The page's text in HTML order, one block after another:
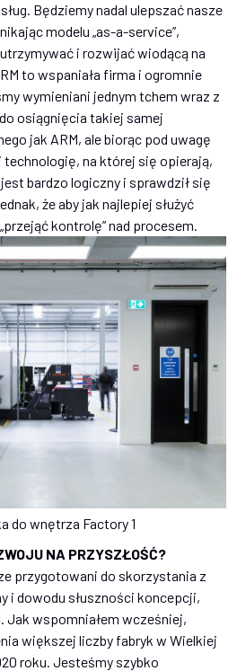
Będziemy nadal ulepszać nasze
modelu „as-a-service”,
i rozwijać wiodącą na
to wspaniała firma i ogromnie
wymieniani jednym tchem wraz z
osiągnięcia takiej samej
jak ARM, ale biorąc pod uwagę
na której się opierają,
bardzo logiczny i sprawdził się
że aby jak najlepiej służyć
kontrolę” nad procesem.
do wnętrza Factory 1
NA PRZYSZŁOŚĆ?
przygotowani do skorzystania z
i dowodu słuszności koncepcji,
Jak wspomniałem wcześniej,
większej liczby fabryk w Wielkiej
roku. Jesteśmy szybko